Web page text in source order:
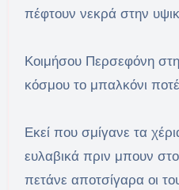
πέφτουν νεκρά στην
Κοιμήσου Περσεφόνη
κόσμου το μπαλκόνι
Εκεί που σμίγανε τα
ευλαβικά πριν μπουν
πετάνε αποτσίγαρα οι